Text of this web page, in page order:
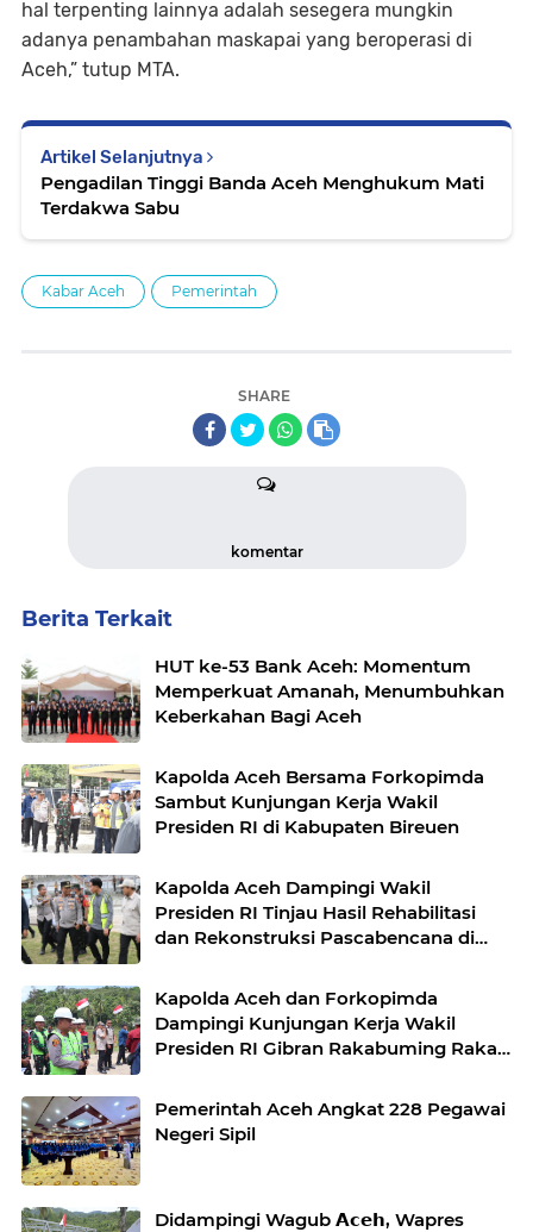
hal terpenting lainnya adalah sesegera mungkin
adanya penambahan maskapai yang beroperasi di
Aceh,” tutup MTA.
Artikel Selanjutnya
Pengadilan Tinggi Banda Aceh Menghukum Mati
Terdakwa Sabu
Kabar Aceh Pemerintah
SHARE
komentar
Berita Terkait
HUT ke-53 Bank Aceh: Momentum
Memperkuat Amanah, Menumbuhkan
Keberkahan Bagi Aceh
Kapolda Aceh Bersama Forkopimda
Sambut Kunjungan Kerja Wakil
Presiden RI di Kabupaten Bireuen
Kapolda Aceh Dampingi Wakil
Presiden RI Tinjau Hasil Rehabilitasi
dan Rekonstruksi Pascabencana di
Kapolda Aceh dan Forkopimda
Dampingi Kunjungan Kerja Wakil
Presiden RI Gibran Rakabuming Raka
Pemerintah Aceh Angkat 228 Pegawai
Negeri Sipil
Didampingi Wagub 𝗔𝗰𝗲𝗵, Wapres